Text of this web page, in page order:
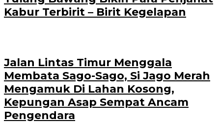
Kabur Terbirit – Birit Kegelapan
Jalan Lintas Timur Menggala
Membata Sago-Sago, Si Jago Merah
Mengamuk Di Lahan Kosong,
Kepungan Asap Sempat Ancam
Pengendara